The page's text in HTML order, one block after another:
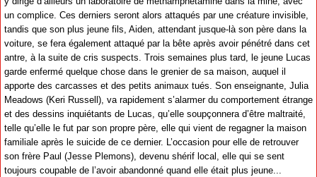
un complice. Ces derniers seront alors attaqués par une créature invisible,
tandis que son plus jeune fils, Aiden, attendant jusque-là son père dans la
voiture, se fera également attaqué par la bête après avoir pénétré dans cet
antre, à la suite de cris suspects. Trois semaines plus tard, le jeune Lucas
garde enfermé quelque chose dans le grenier de sa maison, auquel il
apporte des carcasses et des petits animaux tués. Son enseignante, Julia
Meadows (Keri Russell), va rapidement s’alarmer du comportement étrange
et des dessins inquiétants de Lucas, qu’elle soupçonnera d’être maltraité,
telle qu’elle le fut par son propre père, elle qui vient de regagner la maison
familiale après le suicide de ce dernier. L’occasion pour elle de retrouver
son frère Paul (Jesse Plemons), devenu shérif local, elle qui se sent
toujours coupable de l’avoir abandonné quand elle était plus jeune...